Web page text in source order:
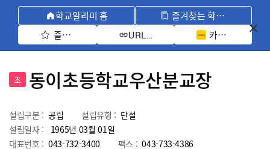
학교알리미 홈
즐겨찾는 학교 모아보기
즐겨찾기 선택
URL 복사 카카오톡 공유
초 동이초등학교우산분교장
설립구분 : 공립 설립유형 : 단설
설립일자 :
1965년 03월 01일
대표번호 : 043-732-3400 팩스 : 043-733-4386